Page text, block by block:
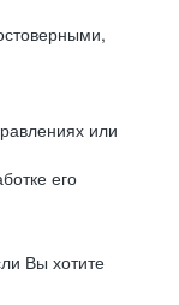
или
его
Вы хотите